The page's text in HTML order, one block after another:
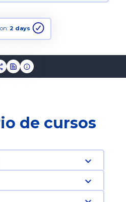
2 days
de cursos